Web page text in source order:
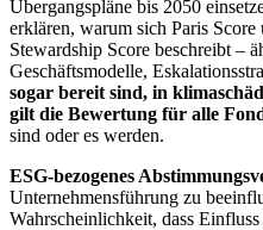
Übergangspläne bis 2050
erklären, warum sich Paris
Stewardship Score beschreibt –
Geschäftsmodelle,
sogar bereit sind, in
gilt die Bewertung für alle
sind oder es werden.
ESG-bezogenes
Unternehmensführung zu
Wahrscheinlichkeit, dass